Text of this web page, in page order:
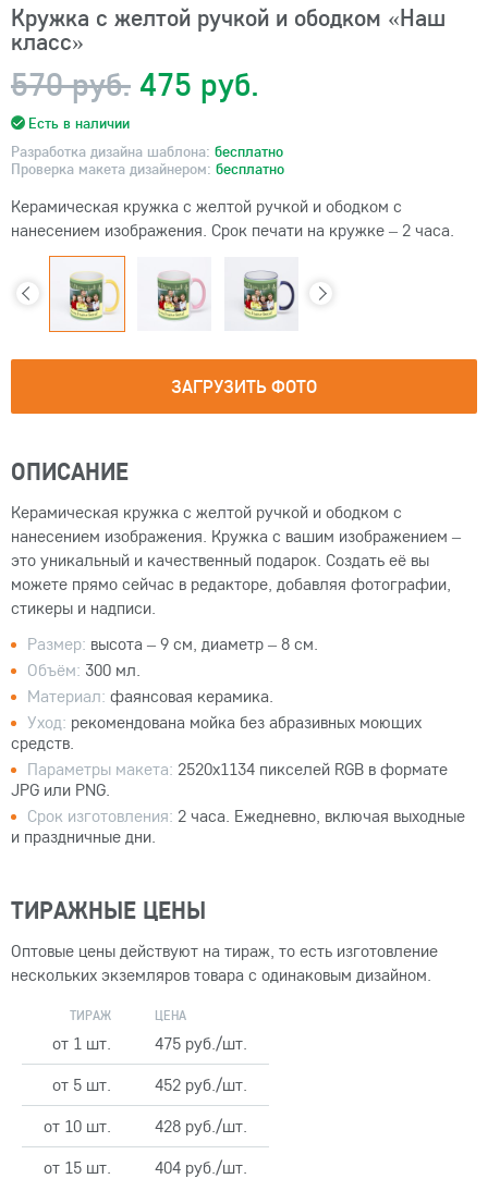
Кружка с желтой ручкой и ободком «Наш
класс»
570 руб. 475 руб.
Есть в наличии
Разработка дизайна шаблона: бесплатно
Проверка макета дизайнером: бесплатно
Керамическая кружка с желтой ручкой и ободком с
нанесением изображения. Срок печати на кружке – 2 часа.
ЗАГРУЗИТЬ ФОТО
ОПИСАНИЕ
Керамическая кружка с желтой ручкой и ободком с
нанесением изображения. Кружка с вашим изображением –
это уникальный и качественный подарок. Создать её вы
можете прямо сейчас в редакторе, добавляя фотографии,
стикеры и надписи.
Размер: высота – 9 см, диаметр – 8 см.
Объём: 300 мл.
Материал: фаянсовая керамика.
Уход: рекомендована мойка без абразивных моющих
средств.
Параметры макета: 2520x1134 пикселей RGB в формате
JPG или PNG.
Срок изготовления: 2 часа. Ежедневно, включая выходные
и праздничные дни.
ТИРАЖНЫЕ ЦЕНЫ
Оптовые цены действуют на тираж, то есть изготовление
нескольких экземляров товара с одинаковым дизайном.
ТИРАЖ ЦЕНА
от 1 шт.
475 руб./шт.
от 5 шт.
452 руб./шт.
от 10 шт.
428 руб./шт.
от 15 шт.
404 руб./шт.